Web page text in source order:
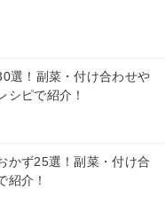
選！副菜・付け合わせや
シピで紹介！
かず25選！副菜・付け合
紹介！